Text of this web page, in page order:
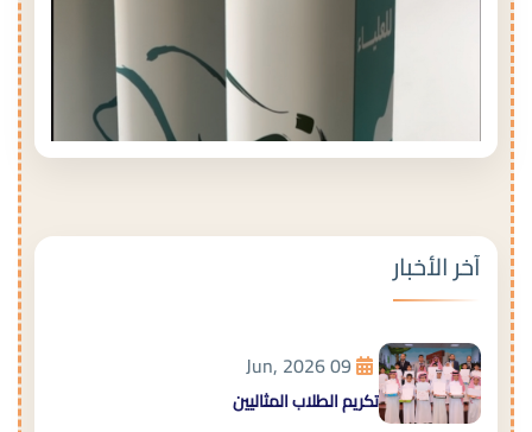
آخر الأخبار
تكريم الطلاب المثاليين